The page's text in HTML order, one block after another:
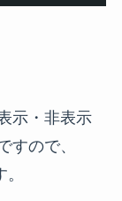
示・非表示
すので、